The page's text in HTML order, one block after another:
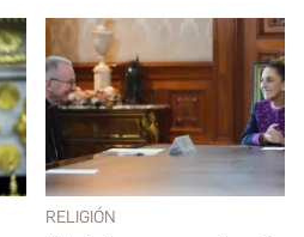
RELIGIÓN